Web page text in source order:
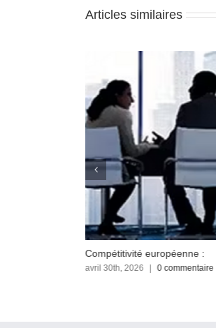
Articles similaires
Compétitivité européenne :
avril 30th, 2026 0 commentaire